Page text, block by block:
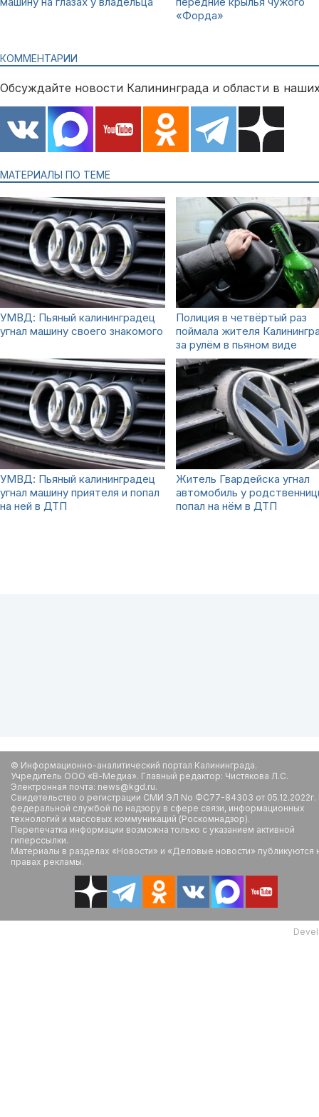
«Форда»
КОММЕНТАРИИ
Обсуждайте новости Калининграда и области в
МАТЕРИАЛЫ ПО ТЕМЕ
УМВД: Пьяный калининградец
угнал машину своего знакомого
Полиция в четвёртый раз
поймала жителя
за рулём в пьяном виде
УМВД: Пьяный калининградец
угнал машину приятеля и попал
на ней в ДТП
Житель Гвардейска угнал
автомобиль у
попал на нём в ДТП
© Информационно-аналитический портал Калининграда.
Учредитель ООО «В-Медиа». Главный редактор: Чистякова Л.С.
Электронная почта: news@kgd.ru.
Свидетельство о регистрации СМИ ЭЛ No ФС77-84303 от
федеральной службой по надзору в сфере связи, информационных
технологий и массовых коммуникаций (Роскомнадзор).
Перепечатка информации возможна только с указанием активной
гиперссылки.
Материалы в разделах «Новости» и «Деловые новости» публикуются
правах рекламы.